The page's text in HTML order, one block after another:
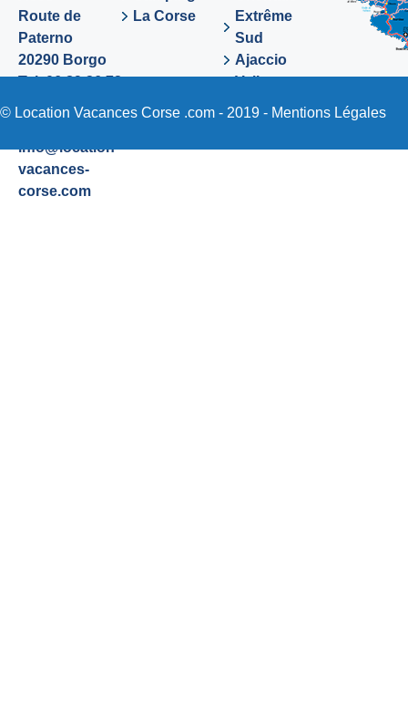
Route de
Paterno
20290 Borgo
Tel. 06 89 36 72
info@location-
vacances-
corse.com
La Corse
Extrême
Sud
Ajaccio
Valinco
Sartene
© Location Vacances Corse .com - 2019 - Mentions Légales